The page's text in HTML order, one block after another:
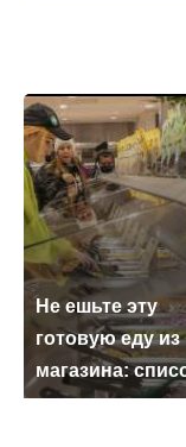
Не ешьте эту
готовую еду из
магазина: